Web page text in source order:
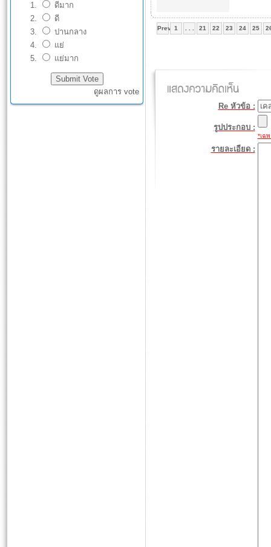
ดีมาก
ดี
ปานกลาง
แย่
แย่มาก
ดูผลการ vote
Prev 1 21 22 23 24 25
Re หัวข้อ :
รูปประกอบ :
*เฉ
รายละเอียด :